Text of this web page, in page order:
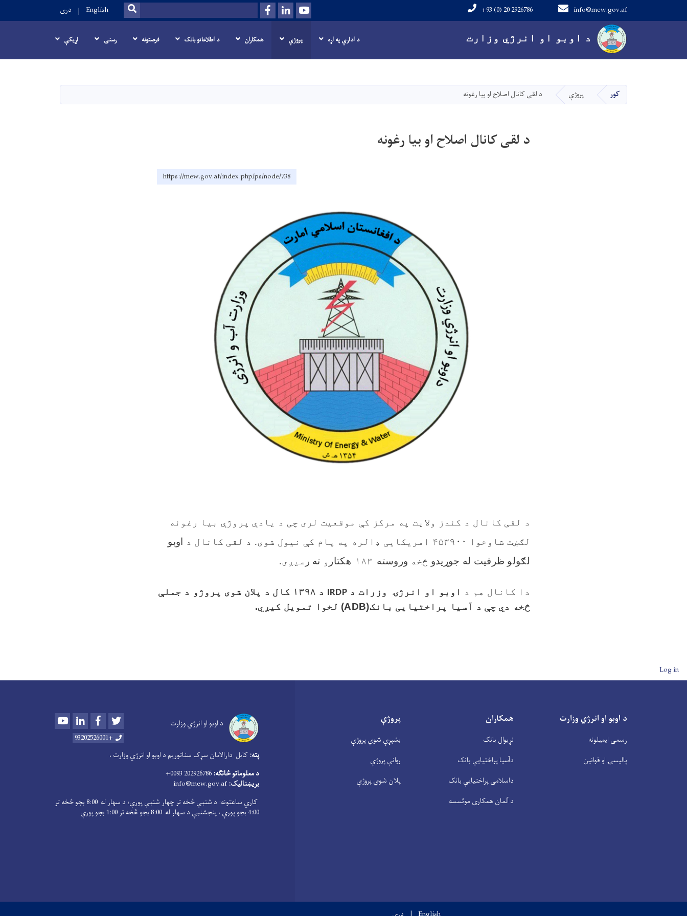
د اوبو او انرژي وزارت
info@mew.gov.af
+93 (0) 20 2926786
Youtube
LinkedIn
Facebook
Search
SEARCH
English دری
Main navigation
د ادارې په اړه پروژې همکاران د اطلاعاتو بانک فرصتونه رسنۍ اړيکې
کور پروژې د لقی کانال اصلاح او بیا رغونه
د لقی کانال اصلاح او بیا رغونه
https://mew.gov.af/index.php/ps/node/738
د لقی کانال د کندز ولایت په مرکز کې موقعیت لری چی د یادې پروژې بیا رغونه
لګښت شاوخوا ۴۵۳۹۰۰ امریکایی ډالره په پام کې نیول شوی.
د لقی کانال د اوبو
لګولو ظرفیت له جوړیدو څخه وروسته ۱۸۳ هکتار و ته ر سیږی.
دا کانال هم د اوبو او انرژۍ وزرات دIRDP
د ۱۳۹۸ کال د پلان شوی پروژو د جملې
څخه دي چې د آسیا پراختیایی بانک(ADB) لخوا تمویل کیږي.
User account menu
Log in
د اوبو او انرژي وزارت
رسمی ایمیلونه
پالیسۍ او قوانین
همکاران
نړیوال بانک
دآسیا پراختیايې بانک
داسلامی پراختیايې بانک
د آلمان همکاری موئسسه
پروژې
بشپړې شوي پروژې
روانې پروژې
پلان شوي پروژې
د اوبو او انرژي وزارت YoutubeLinkedInFacebook
+93202526001
پته: کابل دارالامان سړک سناتوریم د اوبو او انرژي وزارت ،
د معلوماتو څانګه: 202926786 0093+
بریښنالیک: info@mew.gov.af
کاري ساعتونه: د شنبې څخه تر چهار شنبې پورې؛ د سهار له 8:00 بجو څخه تر
4:00 بجو پورې ، پنجشنبې د سهار له 8:00 بجو څخه تر 1:00 بجو پورې